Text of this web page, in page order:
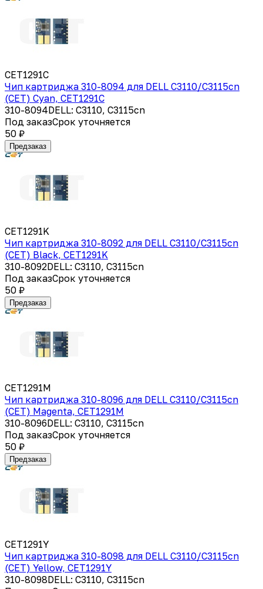
CET1291C
Чип картриджа 310-8094 для DELL C3110/C3115cn
(CET) Cyan, CET1291C
310-8094DELL: C3110, C3115cn
Под заказСрок уточняется
50 ₽
Предзаказ
CET1291K
Чип картриджа 310-8092 для DELL C3110/C3115cn
(CET) Black, CET1291K
310-8092DELL: C3110, C3115cn
Под заказСрок уточняется
50 ₽
Предзаказ
CET1291M
Чип картриджа 310-8096 для DELL C3110/C3115cn
(CET) Magenta, CET1291M
310-8096DELL: C3110, C3115cn
Под заказСрок уточняется
50 ₽
Предзаказ
CET1291Y
Чип картриджа 310-8098 для DELL C3110/C3115cn
(CET) Yellow, CET1291Y
310-8098DELL: C3110, C3115cn